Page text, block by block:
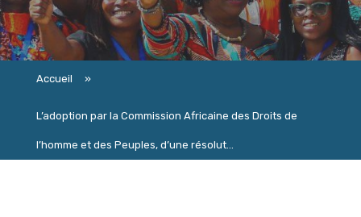
Accueil »
L’adoption par la Commission Africaine des Droits de
l’homme et des Peuples, d’une résolut...